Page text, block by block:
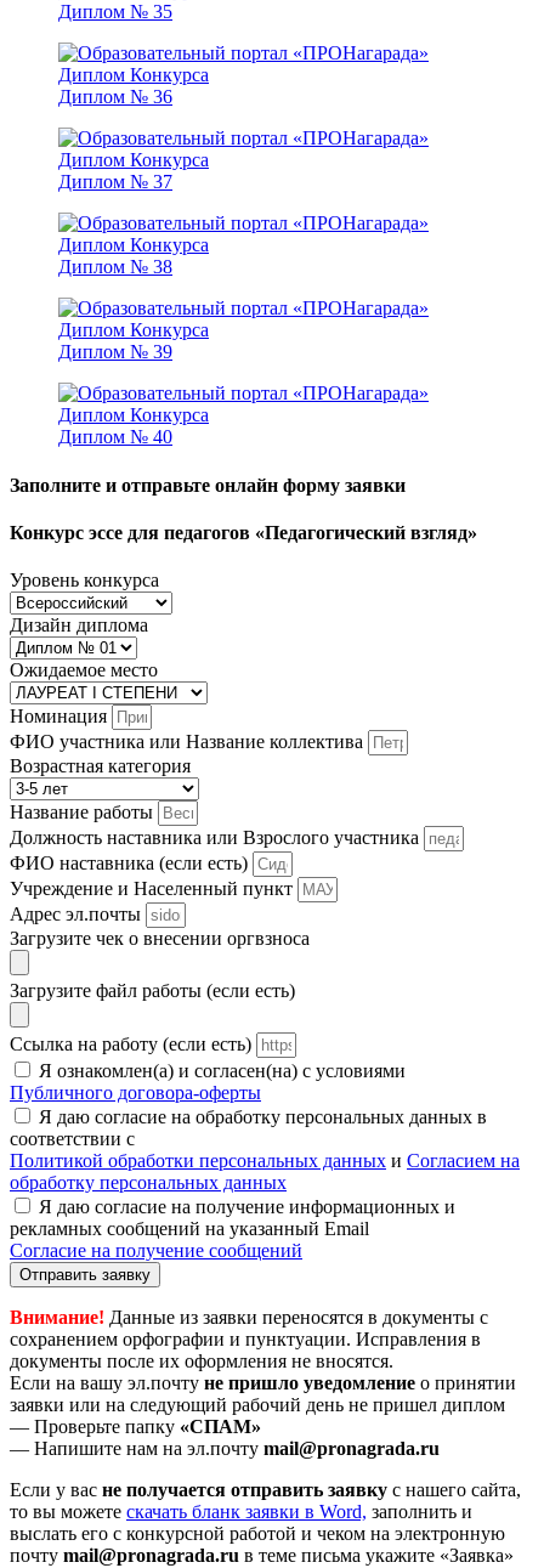
Диплом № 35
Диплом № 36
Диплом № 37
Диплом № 38
Диплом № 39
Диплом № 40
Заполните и отправьте онлайн форму заявки
Конкурс эссе для педагогов «Педагогический взгляд»
Уровень конкурса
Дизайн диплома
Ожидаемое место
Номинация
ФИО участника или Название коллектива
Возрастная категория
Название работы
Должность наставника или Взрослого участника
ФИО наставника (если есть)
Учреждение и Населенный пункт
Адрес эл.почты
Загрузите чек о внесении оргвзноса
Загрузите файл работы (если есть)
Ссылка на работу (если есть)
Я ознакомлен(а) и согласен(на) с условиями
Публичного договора-оферты
Я даю согласие на обработку персональных данных в
соответствии с
Политикой обработки персональных данных и Согласием на
обработку персональных данных
Я даю согласие на получение информационных и
рекламных сообщений на указанный Email
Согласие на получение сообщений
Отправить заявку
Внимание! Данные из заявки переносятся в документы с
сохранением орфографии и пунктуации. Исправления в
документы после их оформления не вносятся.
Если на вашу эл.почту не пришло уведомление о принятии
заявки или на следующий рабочий день не пришел диплом
— Проверьте папку «СПАМ»
— Напишите нам на эл.почту mail@pronagrada.ru
Если у вас не получается отправить заявку с нашего сайта,
то вы можете cкачать бланк заявки в Word, заполнить и
выслать его с конкурсной работой и чеком на электронную
почту mail@pronagrada.ru в теме письма укажите «Заявка»